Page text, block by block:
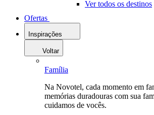
Ver todos os destinos
Ofertas
Inspirações
Voltar
Família
Na Novotel, cada momento em
memórias duradouras com sua
cuidamos de vocês.